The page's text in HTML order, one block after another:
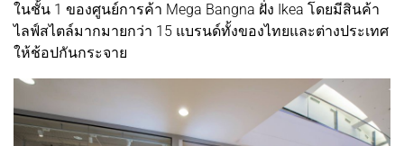
ในชั้น 1 ของศูนย์การค้า Mega Bangna ฝั่ง Ikea โดยมีสินค้า
ไลฟ์สไตล์มากมายกว่า 15 แบรนด์ทั้งของไทยและต่างประเทศ
ให้ช้อปกันกระจาย